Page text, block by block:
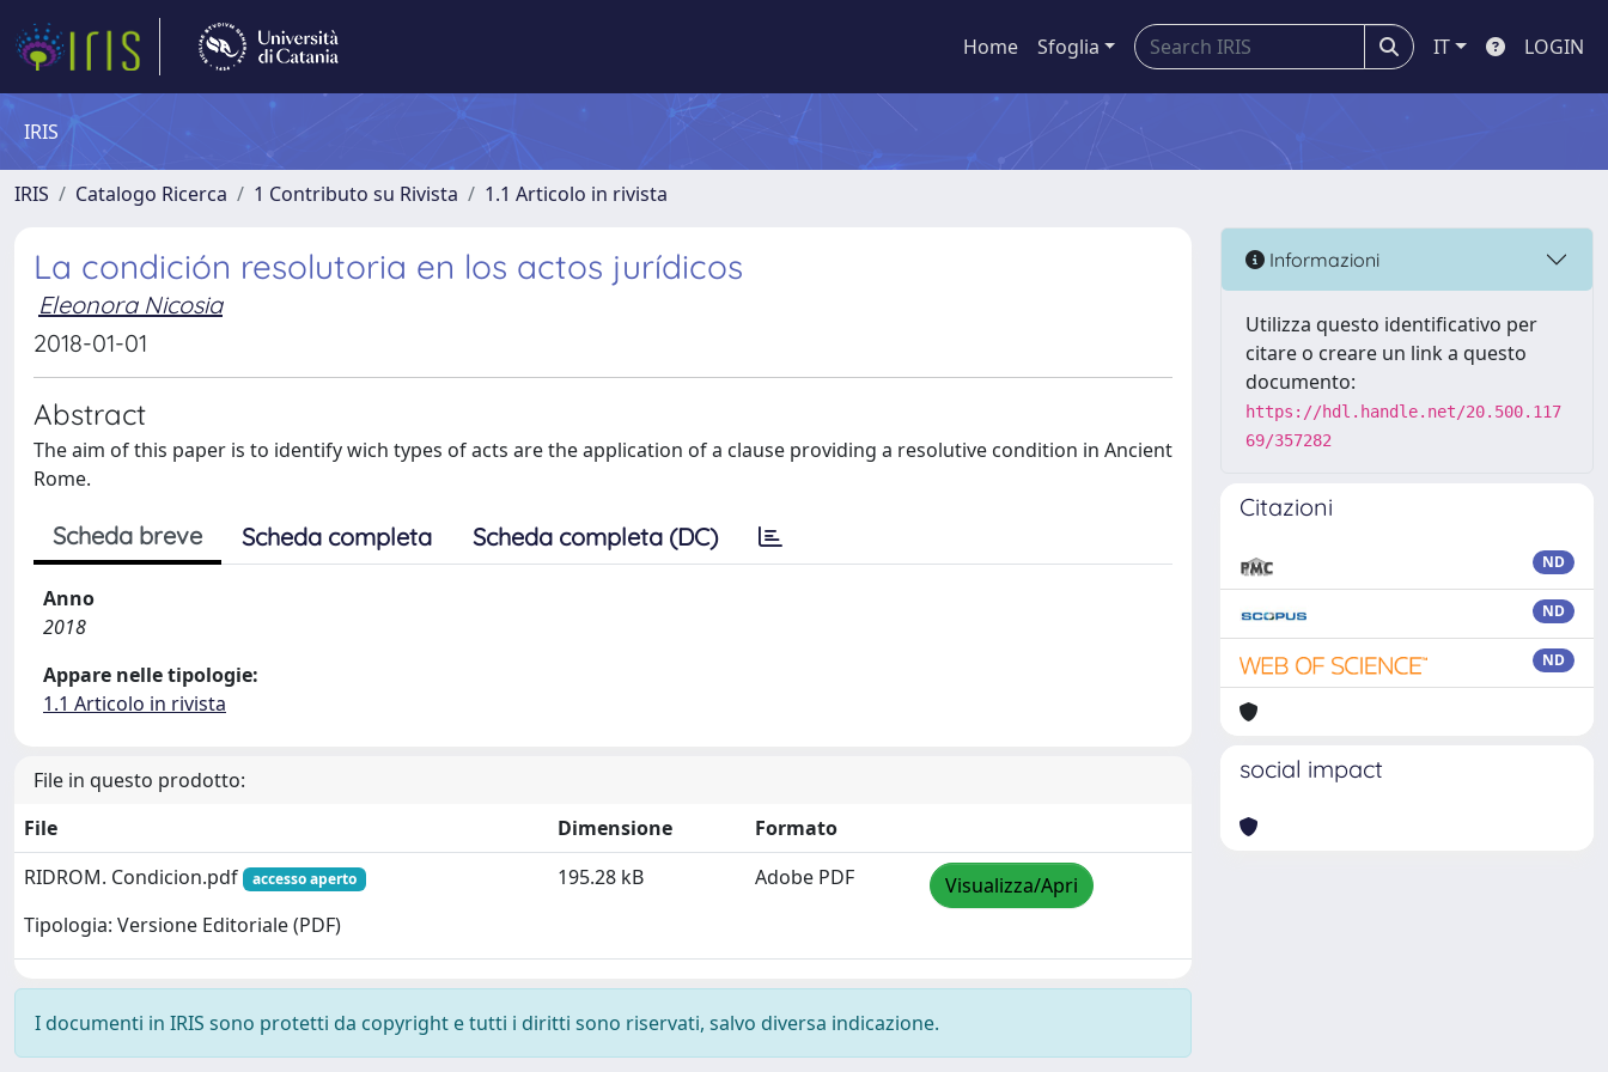
Home Sfoglia IT LOGIN
IRIS
IRIS Catalogo Ricerca 1 Contributo su Rivista 1.1 Articolo in rivista
La condición resolutoria en los actos jurídicos
Eleonora Nicosia
2018-01-01
Abstract
The aim of this paper is to identify wich types of acts are the application of a clause providing a resolutive condition in Ancient
Rome.
Scheda breve Scheda completa Scheda completa (DC)
Anno
2018
Appare nelle tipologie:
1.1 Articolo in rivista
File in questo prodotto:
File
Dimensione
Formato
RIDROM. Condicion.pdf
accesso aperto
Tipologia: Versione Editoriale (PDF)
195.28 kB Adobe PDF Visualizza/Apri
I documenti in IRIS sono protetti da copyright e tutti i diritti sono riservati, salvo diversa indicazione.
Informazioni
Utilizza questo identificativo per
citare o creare un link a questo
documento:
https://hdl.handle.net/20.500.117
69/357282
Citazioni
ND
ND
ND
social impact